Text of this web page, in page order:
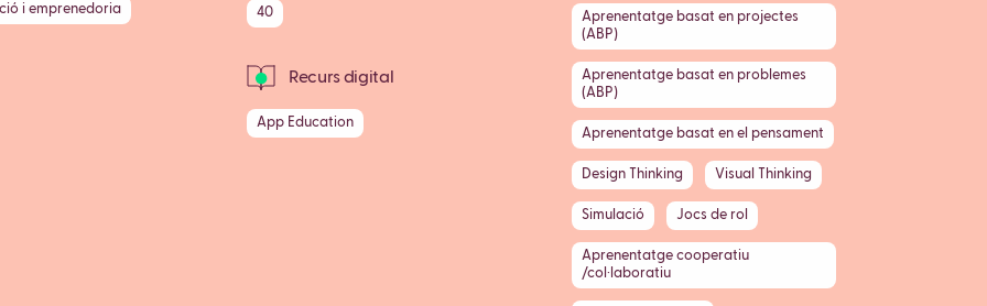
i emprenedoria 40
Recurs digital
App Education
Aprenentatge basat en projectes
(ABP)
Aprenentatge basat en problemes
(ABP)
Aprenentatge basat en el pensament
Design Thinking Visual Thinking
Simulació Jocs de rol
Aprenentatge cooperatiu
/col·laboratiu